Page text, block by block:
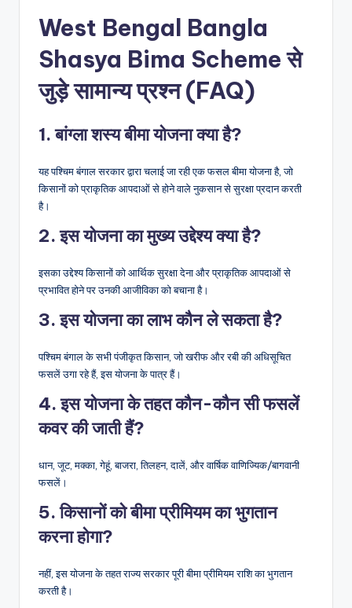
West Bengal Bangla
Shasya Bima Scheme से
जुड़े सामान्य प्रश्न (FAQ)
1. बांग्ला शस्य बीमा योजना क्या है?
यह पश्चिम बंगाल सरकार द्वारा चलाई जा रही एक फसल बीमा योजना है, जो
किसानों को प्राकृतिक आपदाओं से होने वाले नुकसान से सुरक्षा प्रदान करती
है।
2. इस योजना का मुख्य उद्देश्य क्या है?
इसका उद्देश्य किसानों को आर्थिक सुरक्षा देना और प्राकृतिक आपदाओं से
प्रभावित होने पर उनकी आजीविका को बचाना है।
3. इस योजना का लाभ कौन ले सकता है?
पश्चिम बंगाल के सभी पंजीकृत किसान, जो खरीफ और रबी की अधिसूचित
फसलें उगा रहे हैं, इस योजना के पात्र हैं।
4. इस योजना के तहत कौन-कौन सी फसलें
कवर की जाती हैं?
धान, जूट, मक्का, गेहूं, बाजरा, तिलहन, दालें, और वार्षिक वाणिज्यिक/बागवानी
फसलें।
5. किसानों को बीमा प्रीमियम का भुगतान
करना होगा?
नहीं, इस योजना के तहत राज्य सरकार पूरी बीमा प्रीमियम राशि का भुगतान
करती है।